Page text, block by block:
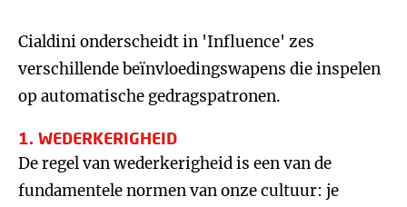
Cialdini onderscheidt in 'Influence' zes
verschillende beïnvloedingswapens die inspelen
op automatische gedragspatronen.
1. WEDERKERIGHEID
De regel van wederkerigheid is een van de
fundamentele normen van onze cultuur: je